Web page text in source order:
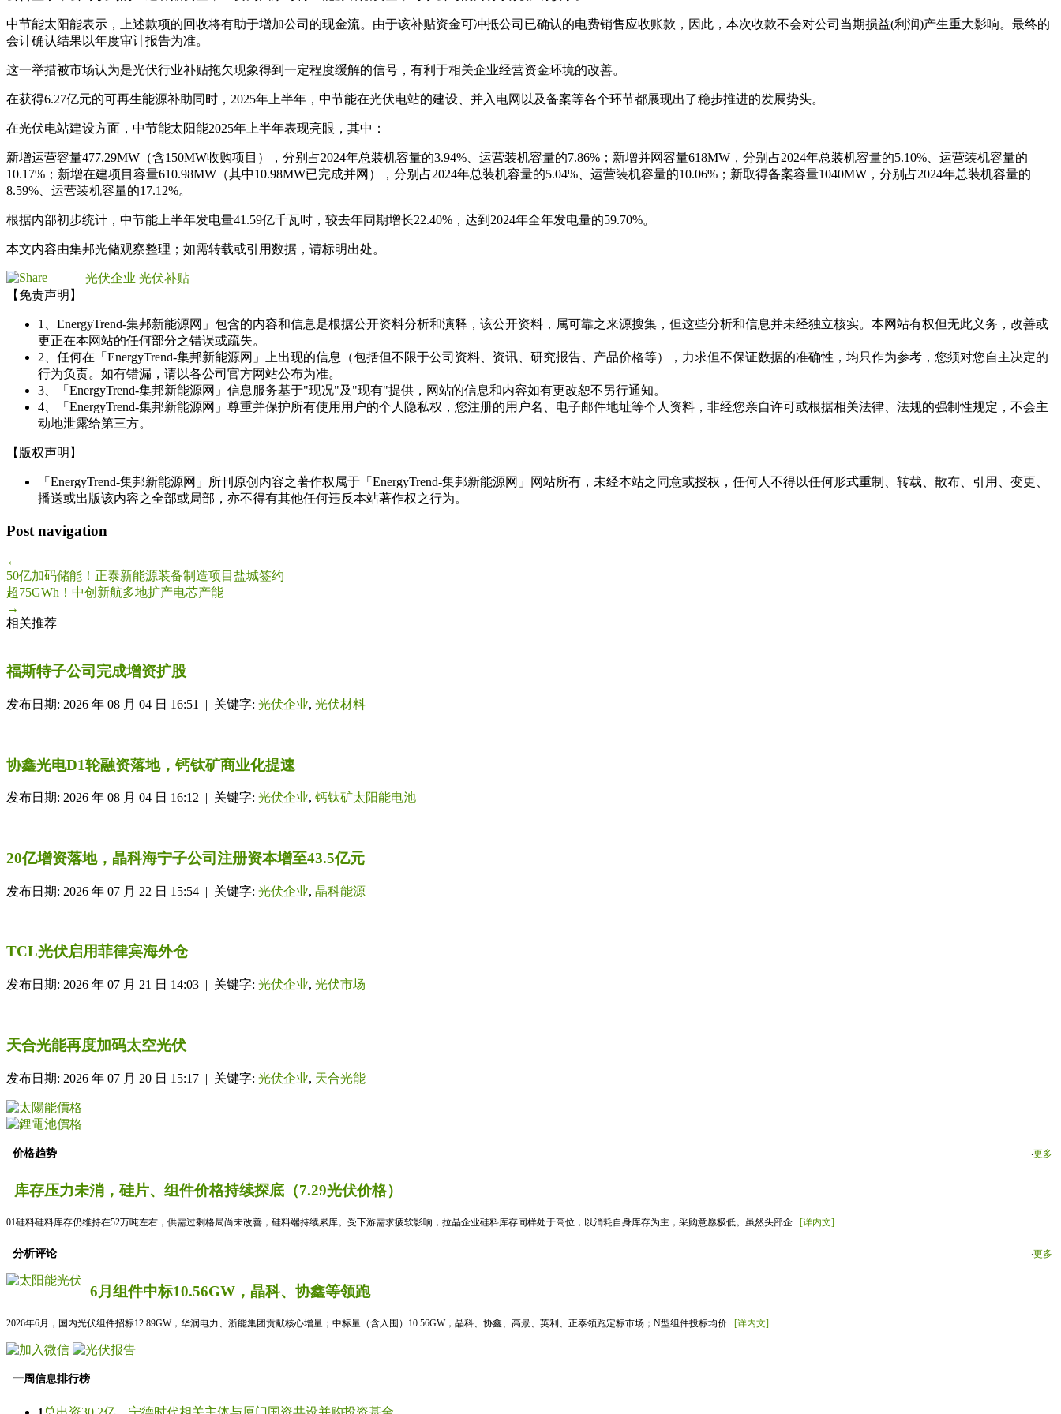
中节能太阳能表示，上述款项的回收将有助于增加公司的现金流。由于该补贴资金可冲抵公司已确认的电费销售应收账款，因此，本次收款不会对公司当期损益(利润)产生重大影响。最终的
会计确认结果以年度审计报告为准。
这一举措被市场认为是光伏行业补贴拖欠现象得到一定程度缓解的信号，有利于相关企业经营资金环境的改善。
在获得6.27亿元的可再生能源补助同时，2025年上半年，中节能在光伏电站的建设、并入电网以及备案等各个环节都展现出了稳步推进的发展势头。
在光伏电站建设方面，中节能太阳能2025年上半年表现亮眼，其中：
新增运营容量477.29MW（含150MW收购项目），分别占2024年总装机容量的3.94%、运营装机容量的7.86%；新增并网容量618MW，分别占2024年总装机容量的5.10%、运营装机容量的
10.17%；新增在建项目容量610.98MW（其中10.98MW已完成并网），分别占2024年总装机容量的5.04%、运营装机容量的10.06%；新取得备案容量1040MW，分别占2024年总装机容量的
8.59%、运营装机容量的17.12%。
根据内部初步统计，中节能上半年发电量41.59亿千瓦时，较去年同期增长22.40%，达到2024年全年发电量的59.70%。
本文内容由集邦光储观察整理；如需转载或引用数据，请标明出处。
光伏企业 光伏补贴
【免责声明】
1、EnergyTrend-集邦新能源网」包含的内容和信息是根据公开资料分析和演释，该公开资料，属可靠之来源搜集，但这些分析和信息并未经独立核实。本网站有权但无此义务，改善或
更正在本网站的任何部分之错误或疏失。
2、任何在「EnergyTrend-集邦新能源网」上出现的信息（包括但不限于公司资料、资讯、研究报告、产品价格等），力求但不保证数据的准确性，均只作为参考，您须对您自主决定的
行为负责。如有错漏，请以各公司官方网站公布为准。
3、「EnergyTrend-集邦新能源网」信息服务基于"现况"及"现有"提供，网站的信息和内容如有更改恕不另行通知。
4、「EnergyTrend-集邦新能源网」尊重并保护所有使用用户的个人隐私权，您注册的用户名、电子邮件地址等个人资料，非经您亲自许可或根据相关法律、法规的强制性规定，不会主
动地泄露给第三方。
【版权声明】
「EnergyTrend-集邦新能源网」所刊原创内容之著作权属于「EnergyTrend-集邦新能源网」网站所有，未经本站之同意或授权，任何人不得以任何形式重制、转载、散布、引用、变更、
播送或出版该内容之全部或局部，亦不得有其他任何违反本站著作权之行为。
Post navigation
←
50亿加码储能！正泰新能源装备制造项目盐城签约
超75GWh！中创新航多地扩产电芯产能
→
相关推荐
福斯特子公司完成增资扩股
发布日期: 2026 年 08 月 04 日 16:51 | 关键字: 光伏企业, 光伏材料
协鑫光电D1轮融资落地，钙钛矿商业化提速
发布日期: 2026 年 08 月 04 日 16:12 | 关键字: 光伏企业, 钙钛矿太阳能电池
20亿增资落地，晶科海宁子公司注册资本增至43.5亿元
发布日期: 2026 年 07 月 22 日 15:54 | 关键字: 光伏企业, 晶科能源
TCL光伏启用菲律宾海外仓
发布日期: 2026 年 07 月 21 日 14:03 | 关键字: 光伏企业, 光伏市场
天合光能再度加码太空光伏
发布日期: 2026 年 07 月 20 日 15:17 | 关键字: 光伏企业, 天合光能
价格趋势 ‧更多
库存压力未消，硅片、组件价格持续探底（7.29光伏价格）
01硅料硅料库存仍维持在52万吨左右，供需过剩格局尚未改善，硅料端持续累库。受下游需求疲软影响，拉晶企业硅料库存同样处于高位，以消耗自身库存为主，采购意愿极低。虽然头部企...[详内文]
分析评论 ‧更多
6月组件中标10.56GW，晶科、协鑫等领跑
2026年6月，国内光伏组件招标12.89GW，华润电力、浙能集团贡献核心增量；中标量（含入围）10.56GW，晶科、协鑫、高景、英利、正泰领跑定标市场；N型组件投标均价... [详内文]
一周信息排行榜